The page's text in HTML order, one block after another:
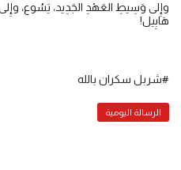
وإِلى وَسِيطِ العَهْدِ الجَدِيد، يَسُوع،
هَابِيل!
#شربل سكران بالله
الرسالة اليومية